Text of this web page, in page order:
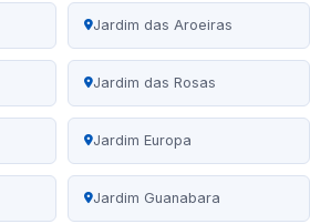
Jardim das Aroeiras
Jardim das Rosas
Jardim Europa
Jardim Guanabara